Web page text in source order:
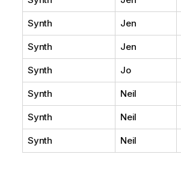
Synth Jen
Synth Jen
Synth Jo
Synth Neil
Synth Neil
Synth Neil